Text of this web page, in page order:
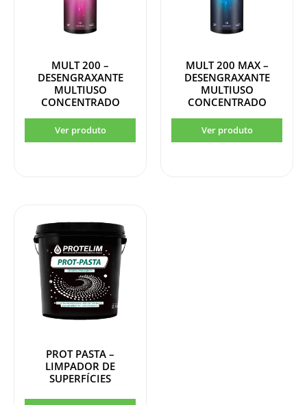
MULT 200 –
DESENGRAXANTE
MULTIUSO
CONCENTRADO
MULT 200 MAX –
DESENGRAXANTE
MULTIUSO
CONCENTRADO
PROT PASTA –
LIMPADOR DE
SUPERFÍCIES